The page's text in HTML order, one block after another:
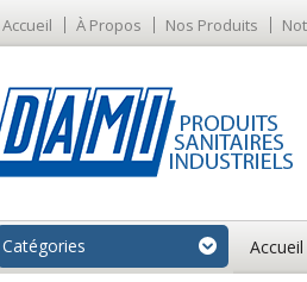
Accueil À Propos Nos Produits
Catégories Accueil